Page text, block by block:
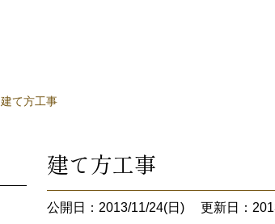
建て方工事
建て方工事
公開日：2013/11/24(日) 更新日：